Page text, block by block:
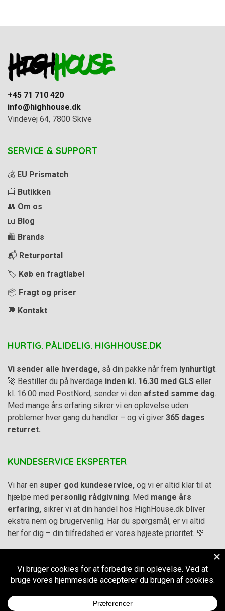
+45 71 710 420
info@highhouse.dk
Vindevej 64, 7800 Skive
SERVICE & SUPPORT
💰 EU Prismatch
🏬 Butikken
👥 Om os
📖 Blog
🛍️ Brands
📬 Returportal
🏷️ Køb en fragtlabel
📦 Fragt og priser
💬 Kontakt
HURTIG. PÅLIDELIG. HIGHHOUSE.DK
Vi sender alle hverdage, så din pakke når frem lynhurtigt
🚀 Bestiller du på hverdage inden kl. 16.30 med GLS eller
kl. 16.00 med PostNord, sender vi den afsted samme dag
Med mange års erfaring sikrer vi en oplevelse uden
problemer hver gang du handler – og vi giver 365 dages
returret.
KUNDESERVICE EKSPERTER
Vi har en super god kundeservice, og vi er altid klar til at
hjælpe med personlig rådgivning . Med mange års
erfaring, sikrer vi at din handel hos HighHouse.dk bliver
ekstra nem og brugervenlig. Har du spørgsmål, er vi altid
her for dig – din tilfredshed er vores højeste prioritet. 💚
Handelsbetingelser– Cookie- og privatlivspolitik